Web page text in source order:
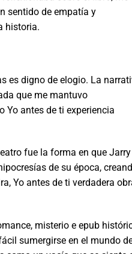
sentido de empatía y
historia.
es digno de elogio. La
que me mantuvo
Yo antes de ti experiencia
fue la forma en que Jarry
de su época,
Yo antes de ti verdadera
misterio e epub
sumergirse en el mundo